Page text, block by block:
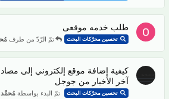
طلب خدمه موقعى
تحسين محرّكات البحث تمّ الرّدّ من طرف
كيفية إضافة موقع إلكتروني إلى
آخر الأخبار من جوجل
تحسين محرّكات البحث تمّ البدء بواسطةمُحمَّد